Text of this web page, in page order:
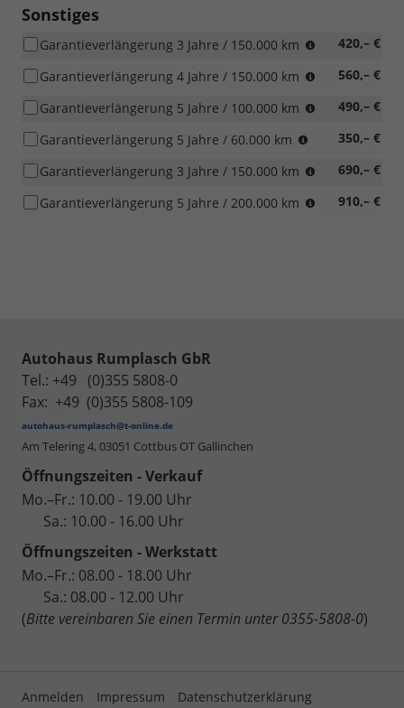
Sonstiges
420,– €
Garantieverlängerung 3 Jahre / 150.000 km
was
eintritt
560,– €
Garantieverlängerung 4 Jahre / 150.000 km
was
eintritt
490,– €
Garantieverlängerung 5 Jahre / 100.000 km
was
eintritt
350,– €
Garantieverlängerung 5 Jahre / 60.000 km
eintritt690,– €
Garantieverlängerung 3 Jahre / 150.000 km
was
eintritt
910,– €
Garantieverlängerung 5 Jahre / 200.000 km
was
Autohaus Rumplasch GbR
Tel.: +49 (0)355 5808-0
Fax: +49 (0)355 5808-109
autohaus-rumplasch@t-online.de
Am Telering 4, 03051 Cottbus OT Gallinchen
Öffnungszeiten - Verkauf
Mo.–Fr.: 10.00 - 19.00 Uhr
Sa.: 10.00 - 16.00 Uhr
Öffnungszeiten - Werkstatt
Mo.–Fr.: 08.00 - 18.00 Uhr
Sa.: 08.00 - 12.00 Uhr
(Bitte vereinbaren Sie einen Termin unter 0355-5808-0)
Anmelden Impressum Datenschutzerklärung